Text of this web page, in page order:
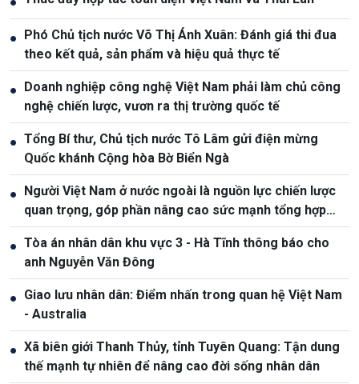
● Phó Chủ tịch nước Võ Thị Ánh Xuân: Đánh giá thi đua
theo kết quả, sản phẩm và hiệu quả thực tế
● Doanh nghiệp công nghệ Việt Nam phải làm chủ công
nghệ chiến lược, vươn ra thị trường quốc tế
● Tổng Bí thư, Chủ tịch nước Tô Lâm gửi điện mừng
Quốc khánh Cộng hòa Bờ Biển Ngà
● Người Việt Nam ở nước ngoài là nguồn lực chiến lược
quan trọng, góp phần nâng cao sức mạnh tổng hợp
quốc gia
● Tòa án nhân dân khu vực 3 - Hà Tĩnh thông báo cho
anh Nguyễn Văn Đông
● Giao lưu nhân dân: Điểm nhấn trong quan hệ Việt Nam
- Australia
● Xã biên giới Thanh Thủy, tỉnh Tuyên Quang: Tận dung
thế mạnh tự nhiên để nâng cao đời sống nhân dân